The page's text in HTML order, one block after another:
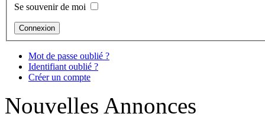
Se souvenir de moi
Mot de passe oublié ?
Identifiant oublié ?
Créer un compte
Nouvelles Annonces